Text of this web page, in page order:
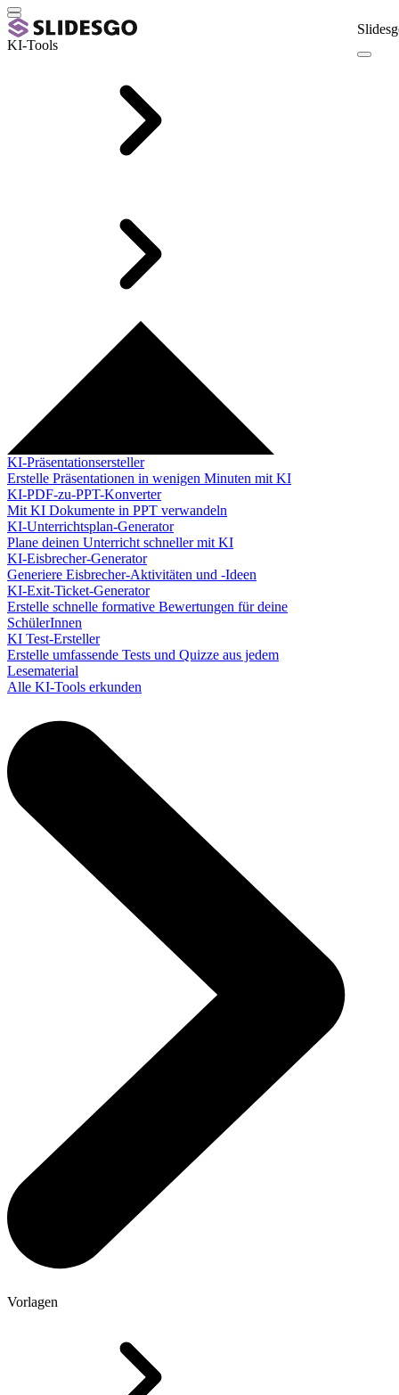
KI-Tools
KI-Präsentationsersteller
Erstelle Präsentationen in wenigen Minuten mit KI
KI-PDF-zu-PPT-Konverter
Mit KI Dokumente in PPT verwandeln
KI-Unterrichtsplan-Generator
Plane deinen Unterricht schneller mit KI
KI-Eisbrecher-Generator
Generiere Eisbrecher-Aktivitäten und -Ideen
KI-Exit-Ticket-Generator
Erstelle schnelle formative Bewertungen für deine
SchülerInnen
KI Test-Ersteller
Erstelle umfassende Tests und Quizze aus jedem
Lesematerial
Alle KI-Tools erkunden
Vorlagen